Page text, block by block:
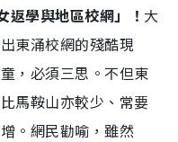
返學與地區校網」！ 大
東涌校網的殘酷現
，必須三思。不但東
馬鞍山亦較少、常要
。網民勸喻，雖然